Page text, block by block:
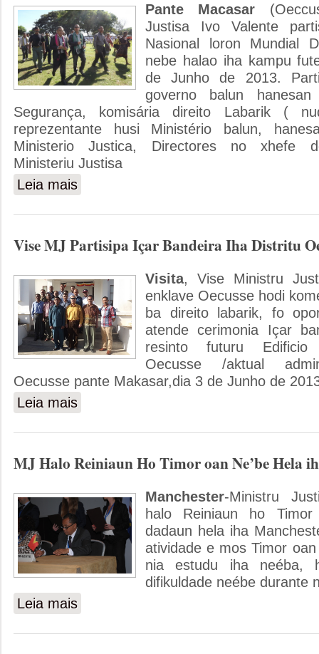
Pante Macasar
Justisa Ivo Valente
Nasional loron Mundial
nebe halao iha kampu
de Junho de 2013.
governo balun
Segurança, komisária direito Labarik (
reprezentante husi Ministério balun,
Ministerio Justica, Directores no xhefe
Ministeriu Justisa
Leia mais
Vise MJ Partisipa Içar Bandeira Iha Distritu
Visita, Vise Ministru
enklave Oecusse hodi
ba direito labarik, fo
atende cerimonia Içar
resinto futuru Edificio
Oecusse /aktual
Oecusse pante Makasar,dia 3 de Junho de
Leia mais
MJ Halo Reiniaun Ho Timor oan Ne’be Hela
Manchester-Ministru
halo Reiniaun ho
dadaun hela iha
atividade e mos Timor
nia estudu iha neéba,
difikuldade neébe durante
Leia mais